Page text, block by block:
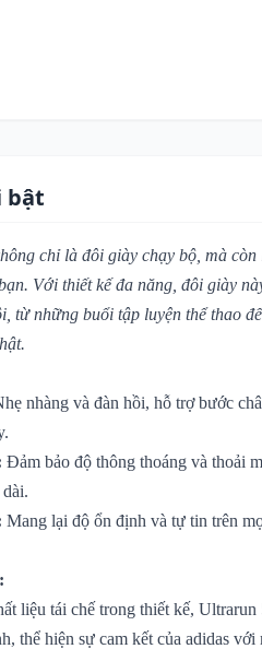
bật
chỉ là đôi giày chạy bộ, mà
Với thiết kế đa năng, đôi giày
từ những buổi tập luyện thể thao
nhàng và đàn hồi, hỗ trợ bước
Đảm bảo độ thông thoáng và thoải
Mang lại độ ổn định và tự tin trên
liệu tái chế trong thiết kế,
thể hiện sự cam kết của adidas